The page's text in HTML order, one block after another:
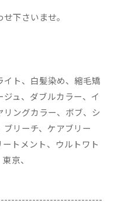
下さいませ。
ト、白髪染め、縮毛矯
ュ、ダブルカラー、イ
ングカラー、ボブ、シ
リーチ、ケアブリー
トメント、ウルトワト
京、